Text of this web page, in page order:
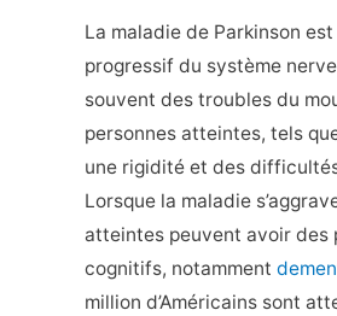
La maladie de Parkinson
progressif du système
souvent des troubles du
personnes atteintes, tels
une rigidité et des
Lorsque la maladie
atteintes peuvent avoir des
cognitifs, notamment
million d’Américains sont